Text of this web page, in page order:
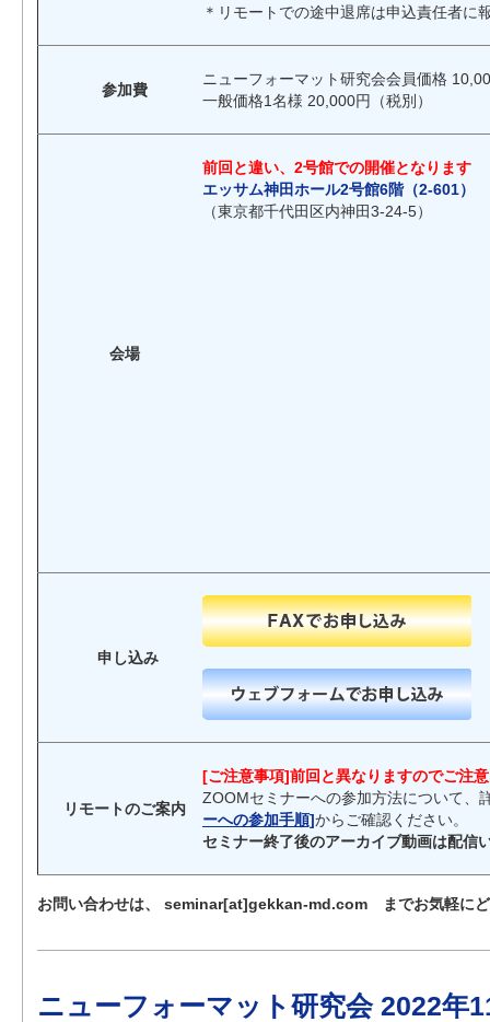
＊リモートでの途中退席は申込責任者に
参加費
ニューフォーマット研究会会員価格
一般価格1名様 20,000円（税別）
会場
前回と違い、2号館での開催となります
エッサム神田ホール2号館6階（2-601）
（東京都千代田区内神田3-24-5）
申し込み
リモートのご案内
[ご注意事項]前回と異なりますのでご注
ZOOMセミナーへの参加方法について、
ーへの参加手順]からご確認ください。
セミナー終了後のアーカイブ動画は配信
お問い合わせは、 seminar[at]gekkan-md.com までお気軽に
ニューフォーマット研究会 2022年